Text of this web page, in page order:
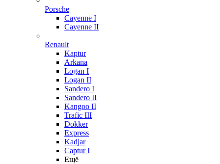
Porsche
Cayenne I
Cayenne II
Renault
Kaptur
Arkana
Logan I
Logan II
Sandero I
Sandero II
Kangoo II
Trafic III
Dokker
Express
Kadjar
Captur I
Ещё